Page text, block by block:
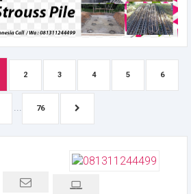
2 3 4 5 6
... 76